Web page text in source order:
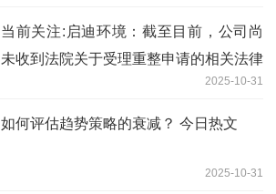
当前关注:启迪环境：截至目前，公司尚
未收到法院关于受理重整申请的相关法律
2025-10-31
如何评估趋势策略的衰减？ 今日热文
2025-10-31